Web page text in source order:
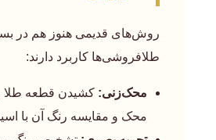
روش‌های قدیمی هنوز هم در
طلافروشی‌ها کاربرد دارند:
محک‌زنی: کشیدن قطعه
محک و مقایسه رنگ آن با